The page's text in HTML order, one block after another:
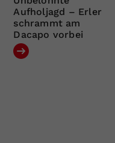
Aufholjagd – Erler
schrammt am
Dacapo vorbei